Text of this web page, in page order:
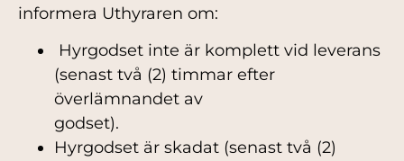
informera Uthyraren om:
Hyrgodset inte är komplett vid leverans
(senast två (2) timmar efter
överlämnandet av
godset).
Hyrgodset är skadat (senast två (2)